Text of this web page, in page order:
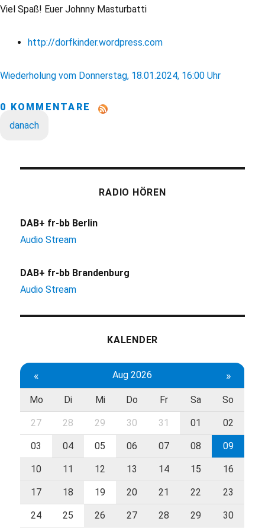
Viel Spaß! Euer Johnny Masturbatti
http://dorfkinder.wordpress.com
Wiederholung vom Donnerstag, 18.01.2024, 16:00 Uhr
0 KOMMENTARE
danach
RADIO HÖREN
DAB+ fr-bb Berlin
Audio Stream
DAB+ fr-bb Brandenburg
Audio Stream
KALENDER
« Aug 2026 »
Mo Di Mi Do Fr Sa So
27 28 29 30 31 01 02
03 04 05 06 07 08 09
10 11 12 13 14 15 16
17 18 19 20 21 22 23
24 25 26 27 28 29 30